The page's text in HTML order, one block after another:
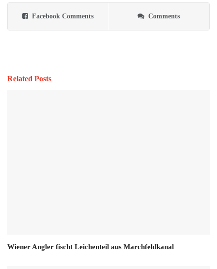
Facebook Comments Comments
Related Posts
Wiener Angler fischt Leichenteil aus Marchfeldkanal